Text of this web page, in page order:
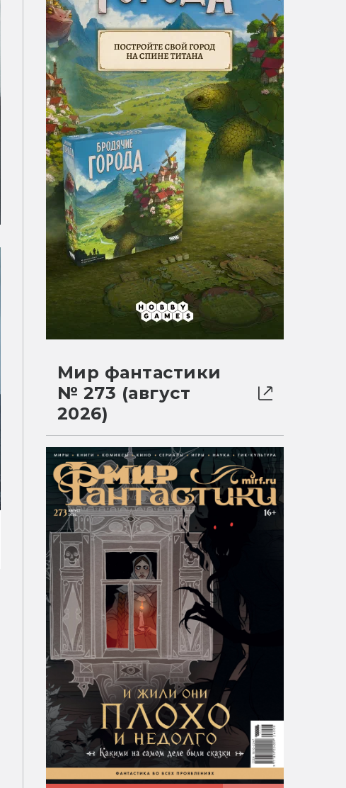
Мир фантастики
№ 273 (август
2026)